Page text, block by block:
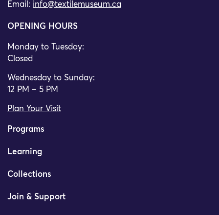
Email: info@textilemuseum.ca
OPENING HOURS
Monday to Tuesday:
Closed
Wednesday to Sunday:
12 PM – 5 PM
Plan Your Visit
Programs
Learning
Collections
Join & Support